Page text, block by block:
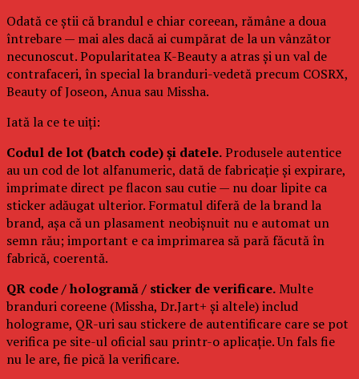
Odată ce știi că brandul e chiar coreean, rămâne a doua
întrebare — mai ales dacă ai cumpărat de la un vânzător
necunoscut. Popularitatea K-Beauty a atras și un val de
contrafaceri, în special la branduri-vedetă precum COSRX,
Beauty of Joseon, Anua sau Missha.
Iată la ce te uiți:
Codul de lot (batch code) și datele.Produsele autentice
au un cod de lot alfanumeric, dată de fabricație și expirare,
imprimate direct pe flacon sau cutie — nu doar lipite ca
sticker adăugat ulterior. Formatul diferă de la brand la
brand, așa că un plasament neobișnuit nu e automat un
semn rău; important e ca imprimarea să pară făcută în
fabrică, coerentă.
QR code / hologramă / sticker de verificare.Multe
branduri coreene (Missha, Dr.Jart+ și altele) includ
holograme, QR-uri sau stickere de autentificare care se pot
verifica pe site-ul oficial sau printr-o aplicație. Un fals fie
nu le are, fie pică la verificare.